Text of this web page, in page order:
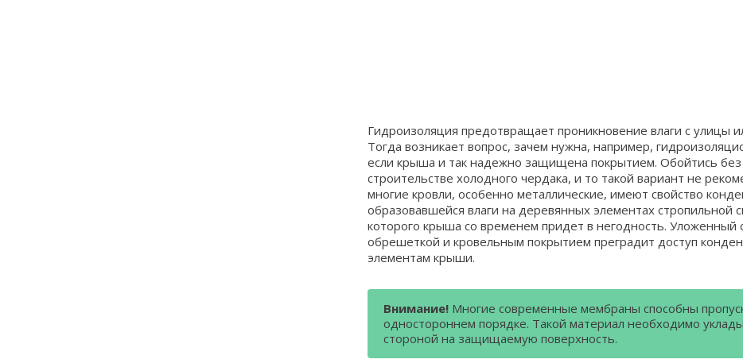
Гидроизоляция предотвращает проникновение влаги с улицы
Тогда возникает вопрос, зачем нужна, например,
если крыша и так надежно защищена покрытием. Обойтись
строительстве холодного чердака, и то такой вариант не
многие кровли, особенно металлические, имеют свойство
образовавшейся влаги на деревянных элементах стропильной
которого крыша со временем придет в негодность.
обрешеткой и кровельным покрытием преградит доступ
элементам крыши.
Внимание! Многие современные мембраны способны
одностороннем порядке. Такой материал необходимо
стороной на защищаемую поверхность.